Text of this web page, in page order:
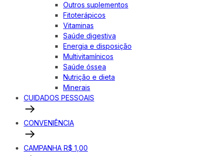
Outros suplementos
Fitoterápicos
Vitaminas
Saúde digestiva
Energia e disposição
Multivitamínicos
Saúde óssea
Nutrição e dieta
Minerais
CUIDADOS PESSOAIS
CONVENIÊNCIA
CAMPANHA R$ 1,00